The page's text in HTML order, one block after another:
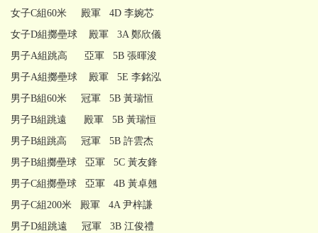
女子C組60米 殿軍 4D 李婉芯
女子D組擲壘球 殿軍 3A 鄭欣儀
男子A組跳高 亞軍 5B 張暉浚
男子A組擲壘球 殿軍 5E 李銘泓
男子B組60米 冠軍 5B 黃瑞恒
男子B組跳遠 殿軍 5B 黃瑞恒
男子B組跳高 冠軍 5B 許雲杰
男子B組擲壘球 亞軍 5C 黃友鋒
男子C組擲壘球 亞軍 4B 黃卓翹
男子C組200米 殿軍 4A 尹梓謙
男子D組跳遠 冠軍 3B 江俊禮